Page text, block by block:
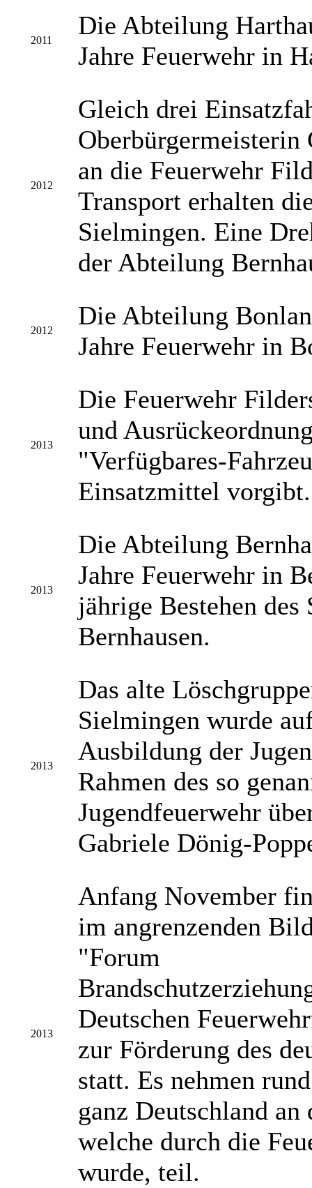
2011
Die Abteilung
Jahre Feuerwehr in
2012
Gleich drei
Oberbürgermeisterin
an die Feuerwehr
Transport erhalten
Sielmingen. Eine
der Abteilung
2012
Die Abteilung
Jahre Feuerwehr in
2013
Die Feuerwehr
und
"Verfügbares-
Einsatzmittel vorgibt.
2013
Die Abteilung
Jahre Feuerwehr in
jährige Bestehen
Bernhausen.
2013
Das alte
Sielmingen wurde
Ausbildung der
Rahmen des so
Jugendfeuerwehr
Gabriele Dönig-
2013
Anfang November
im angrenzenden
"Forum
Deutschen
zur Förderung des
statt. Es nehmen
ganz Deutschland
welche durch die
wurde, teil.